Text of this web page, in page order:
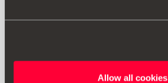
Allow all cookies